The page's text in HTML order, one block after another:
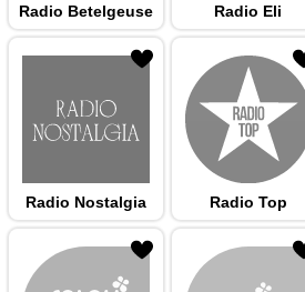
Radio Betelgeuse Radio Eli
Radio Nostalgia Radio Top